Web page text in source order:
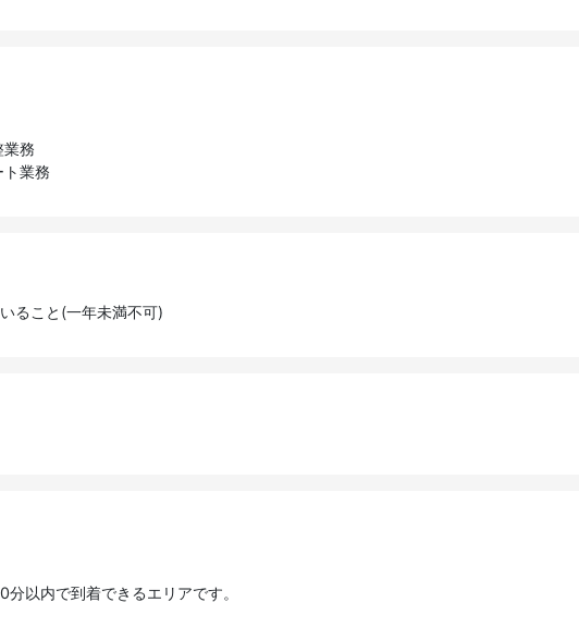
務
業務
ること(一年未満不可)
以内で到着できるエリアです。